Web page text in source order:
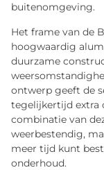
buitenomgeving.
Het frame van de
hoogwaardig
duurzame
ontwerp geeft de
tegelijkertijd extra
combinatie van
weerbestendig,
meer tijd kunt
onderhoud.